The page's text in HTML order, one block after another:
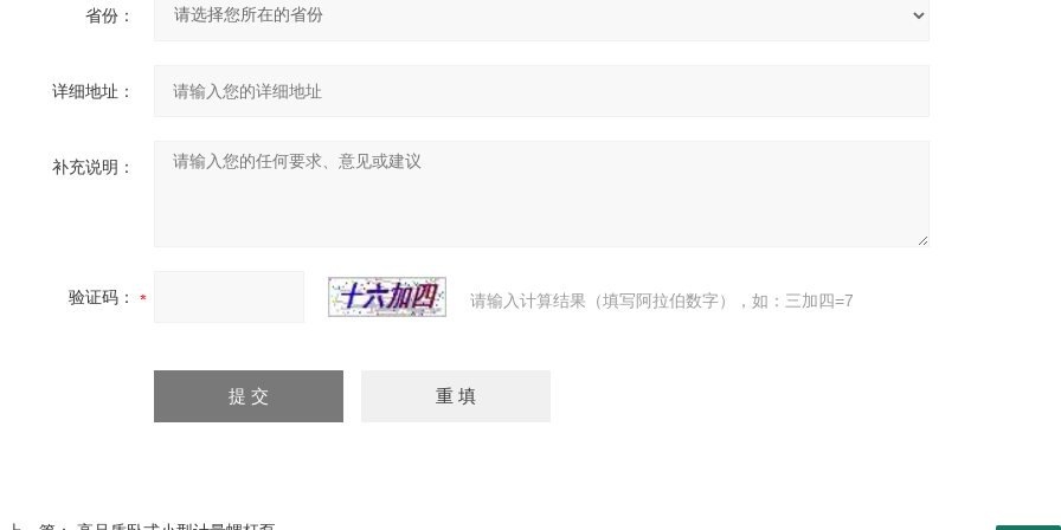
省份：
详细地址：
补充说明：
验证码： 请输入计算结果（填写阿拉伯数字），如：三加四=7